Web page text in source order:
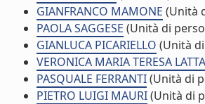
GIANFRANCO MAMONE (Unità
PAOLA SAGGESE (Unità di
GIANLUCA PICARIELLO (Unità
VERONICA MARIA TERESA
PASQUALE FERRANTI(Unità di
PIETRO LUIGI MAURI(Unità di